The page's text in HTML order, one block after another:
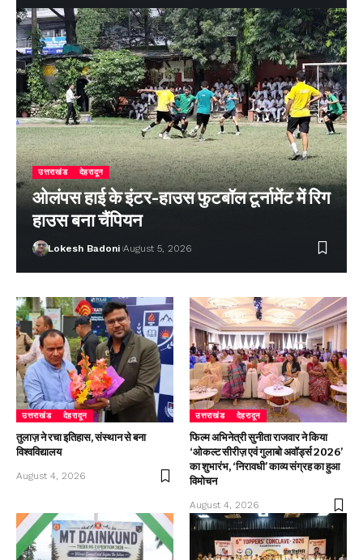
उत्तराखंड देहरादून
ओलंपस हाई के इंटर-हाउस फुटबॉल टूर्नामेंट में रिग
हाउस बना चैंपियन
Lokesh Badoni August 5, 2026
उत्तराखंड देहरादून
तुलाज़ ने रचा इतिहास, संस्थान से बना
विश्वविद्यालय
August 4, 2026
उत्तराखंड देहरादून
फिल्म अभिनेत्री सुनीता राजवार ने किया
‘ओकल्ट सीरीज़ एवं गुलाबो अवॉर्ड्स 2026’
का शुभारंभ, ‘निरावधी’ काव्य संग्रह का हुआ
विमोचन
August 4, 2026